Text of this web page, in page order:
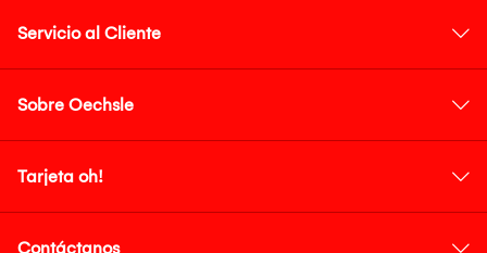
Servicio al Cliente
Sobre Oechsle
Tarjeta oh!
Contáctanos